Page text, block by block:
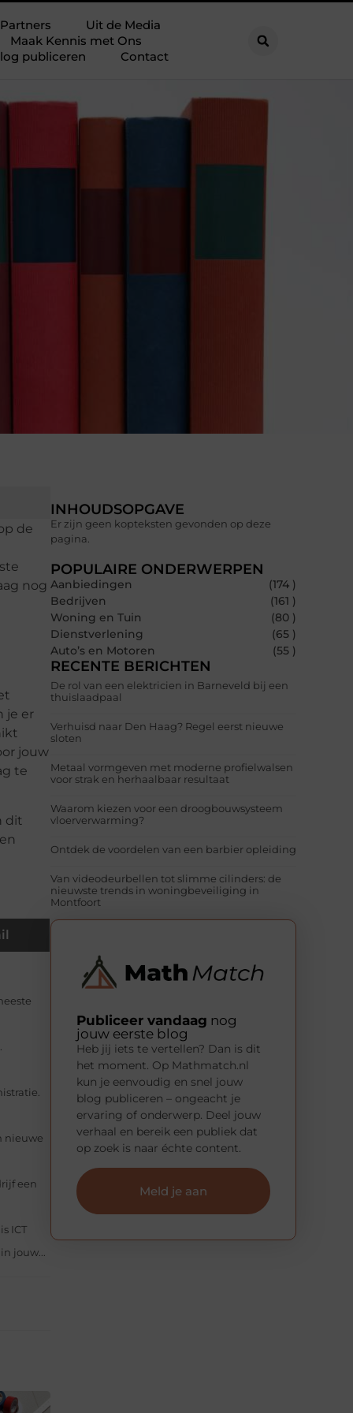
Partners
Uit de Media
Maak Kennis met Ons
publiceren
Contact
de
nog
je er
jouw
te
dit
nieuwe
een
ICT
jouw...
INHOUDSOPGAVE
Er zijn geen kopteksten gevonden op deze
pagina.
POPULAIRE ONDERWERPEN
Aanbiedingen
(174 )
Bedrijven
(161 )
Woning en Tuin
(80 )
Dienstverlening
(65 )
Auto’s en Motoren
(55 )
RECENTE BERICHTEN
De rol van een elektricien in Barneveld bij een
thuislaadpaal
Verhuisd naar Den Haag? Regel eerst nieuwe
sloten
Metaal vormgeven met moderne profielwalsen
voor strak en herhaalbaar resultaat
Waarom kiezen voor een droogbouwsysteem
vloerverwarming?
Ontdek de voordelen van een barbier opleiding
Van videodeurbellen tot slimme cilinders: de
nieuwste trends in woningbeveiliging in
Montfoort
Publiceer vandaag nog
jouw eerste blog
Heb jij iets te vertellen? Dan is dit
het moment. Op Mathmatch.nl
kun je eenvoudig en snel jouw
blog publiceren – ongeacht je
ervaring of onderwerp. Deel jouw
verhaal en bereik een publiek dat
op zoek is naar échte content.
Meld je aan